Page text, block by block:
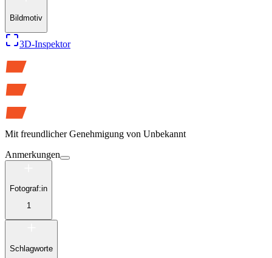
Bildmotiv
3D-Inspektor
Mit freundlicher Genehmigung von Unbekannt
Anmerkungen
Fotograf:in
1
Schlagworte